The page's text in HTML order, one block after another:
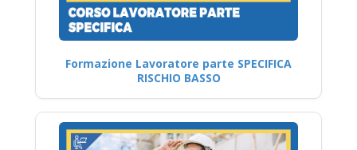
Formazione Lavoratore parte SPECIFICA
RISCHIO BASSO